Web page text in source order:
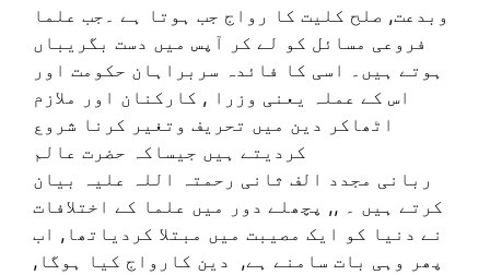
وبدعت, صلح کلیت کا رواج جب ہوتا ہے ۔جب علما
فروعی مسائل کو لے کر آپس میں دست بگریباں
ہوتے ہیں۔ اسی کا فائدہ سربراہان حکومت اور
اس کے عملہ یعنی وزرا , کارکنان اور ملازم
اٹھاکر دین میں تحریف وتغیر کرنا شروع
کردیتے ہیں جیساکہ حضرت عالم
ربانی مجدد الف ثانی رحمتہ اللہ علیہ بیان
کرتے ہیں ۔ ,, پچھلے دور میں علما کے اختلافات
نے دنیا کو ایک مصیبت میں مبتلا کردیاتھا, اب
پھر وہی بات سامنے ہے, دین کارواج کیا ہوگا,